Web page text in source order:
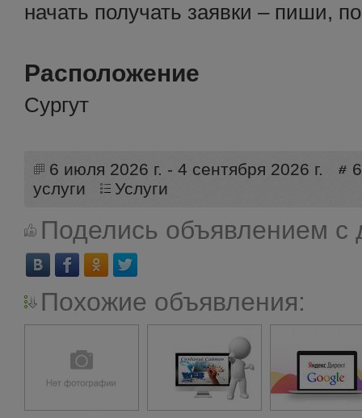
начать получать заявки – пиши,
Расположение
Сургут
6 июля 2026 г. - 4 сентября 2026 г.
услуги
Услуги
Поделись объявлением с
Похожие объявления: